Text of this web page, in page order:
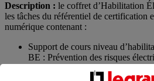
Description : le coffret d’Habilitation
les tâches du référentiel de certification
numérique contenant :
Support de cours niveau
BE : Prévention des risques